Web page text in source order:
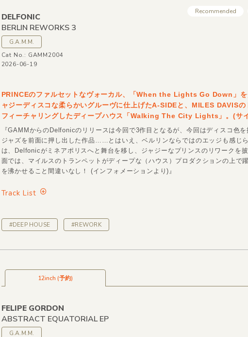
Recommended
DELFONIC
BERLIN REWORKS 3
G.A.M.M.
Cat No.: GAMM2004
2026-06-19
PRINCEのファルセットなヴォーカル、「When the Lights Go Down」を
ャジーディスコな柔らかいグルーヴに仕上げたA-SIDEと、MILES DAVISの
フィーチャリングしたディープハウス「Walking The City Lights」。(サ
『GAMMからのDelfonicのリリースは今回で3作目となるが、今回はディスコ色
ジャズを前面に押し出した作品……とはいえ、ベルリンならではのエッジも感じ
は、Delfonicがミネアポリスへと舞台を移し、ジャジーなプリンスのリワークを
面では、マイルスのトランペットがディープな（ハウス）プロダクションの上で
を沸かせること間違いなし！ (インフォメーションより)』
Track List
#DEEP HOUSE #REWORK
12inch (予約)
FELIPE GORDON
ABSTRACT EQUATORIAL EP
G.A.M.M.